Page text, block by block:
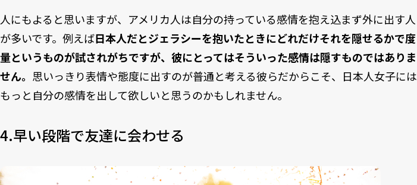
人にもよると思いますが、アメリカ人は自分の持っている感情を抱え込まず外に出す人
が多いです。例えば日本人だとジェラシーを抱いたときにどれだけそれを隠せるかで度
量というものが試されがちですが、彼にとってはそういった感情は隠すものではありま
せん。 思いっきり表情や態度に出すのが普通と考える彼らだからこそ、日本人女子には
もっと自分の感情を出して欲しいと思うのかもしれません。
4.早い段階で友達に会わせる